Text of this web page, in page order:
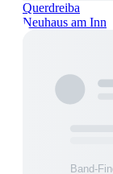
Querdreiba
Neuhaus am Inn